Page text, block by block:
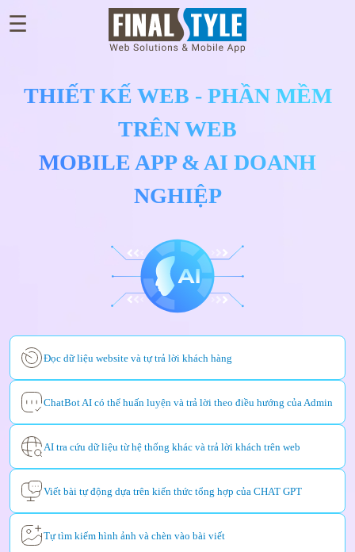
×
THIỆU
THIẾT
KẾ
ỨNG
DỤNG
LIÊN
HỆ
☰
THIẾT KẾ WEB - PHẦN MỀM
TRÊN WEB
MOBILE APP & AI DOANH
NGHIỆP
Đọc dữ liệu website và tự trả lời khách hàng
ChatBot AI có thể huấn luyện và trả lời theo điều hướng của Admin
AI tra cứu dữ liệu từ hệ thống khác và trả lời khách trên web
Viết bài tự động dựa trên kiến thức tổng hợp của CHAT GPT
Tự tìm kiếm hình ảnh và chèn vào bài viết